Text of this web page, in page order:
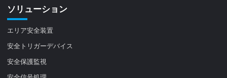
ソリューション
エリア安全装置
安全トリガーデバイス
安全保護監視